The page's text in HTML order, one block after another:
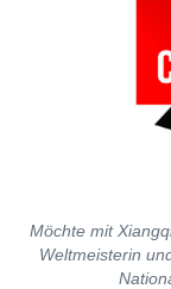
Möchte mit
Weltmeisterin